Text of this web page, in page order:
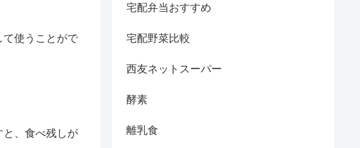
て使うことがで
と、食べ残しが
宅配弁当おすすめ
宅配野菜比較
西友ネットスーパー
酵素
離乳食